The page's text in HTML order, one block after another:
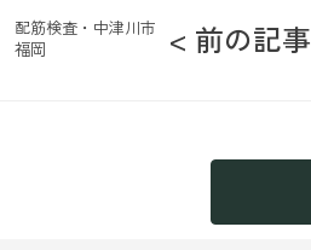
< 前の記事
配筋検査・中津川市
福岡